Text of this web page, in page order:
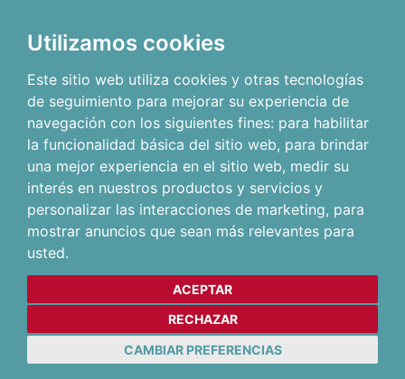
Utilizamos cookies
Este sitio web utiliza cookies y otras tecnologías
de seguimiento para mejorar su experiencia de
navegación con los siguientes fines: para habilitar
la funcionalidad básica del sitio web, para brindar
una mejor experiencia en el sitio web, medir su
interés en nuestros productos y servicios y
personalizar las interacciones de marketing, para
mostrar anuncios que sean más relevantes para
usted.
ACEPTAR
RECHAZAR
CAMBIAR PREFERENCIAS